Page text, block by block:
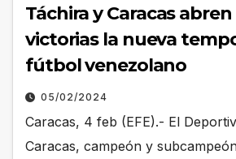
Táchira y Caracas
victorias la nueva
fútbol venezolano
05/02/2024
Caracas, 4 feb (EFE).- El
Caracas, campeón y